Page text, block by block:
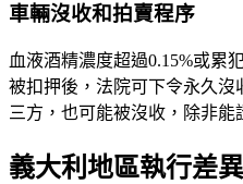
車輛沒收和拍賣程序
血液酒精濃度超過0.15%或累
被扣押後，法院可下令永久
三方，也可能被沒收，除非能
義大利地區執行差異